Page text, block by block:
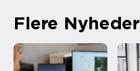
Flere Nyheder